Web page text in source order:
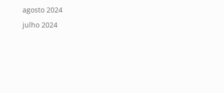
agosto 2024
julho 2024